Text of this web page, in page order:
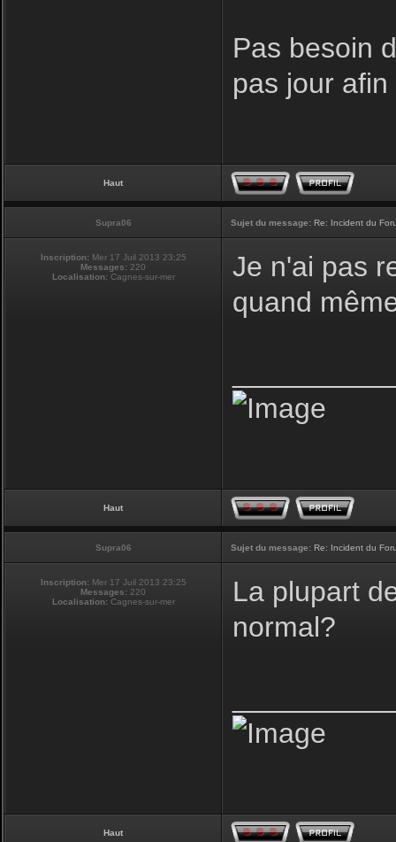
Pas besoin
pas jour
Haut
Supra06 Sujet du message: Re: Incident du
Inscription: Mer 17 Juil 2013 23:25
Messages: 220
Localisation:Cagnes-sur-mer
Je n'ai pas
quand
Haut
Supra06 Sujet du message: Re: Incident du
Inscription: Mer 17 Juil 2013 23:25
Messages: 220
Localisation:Cagnes-sur-mer
La plupart
normal?
Haut